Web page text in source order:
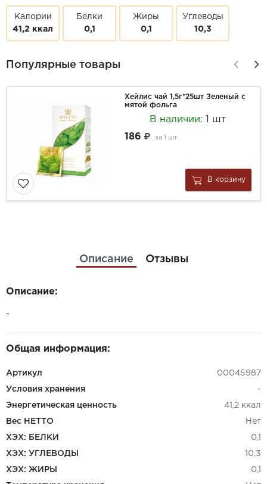
Калории
41,2 ккал
Белки
0,1
Жиры
0,1
Углеводы
10,3
Популярные товары
Хейлис чай 1,5г*25шт Зеленый с
мятой фольга
В наличии:
1 шт
186
за 1 шт
В корзину
Описание Отзывы
Описание:
-
Общая информация:
Артикул 00045987
Условия хранения -
Энергетическая ценность 41,2 ккал
Вес НЕТТО Нет
ХЭХ: БЕЛКИ 0,1
ХЭХ: УГЛЕВОДЫ 10,3
ХЭХ: ЖИРЫ 0,1